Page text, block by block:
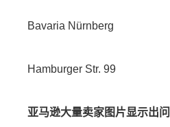
Bavaria Nürnberg
Hamburger Str. 99
亚马逊大量卖家图片显示出